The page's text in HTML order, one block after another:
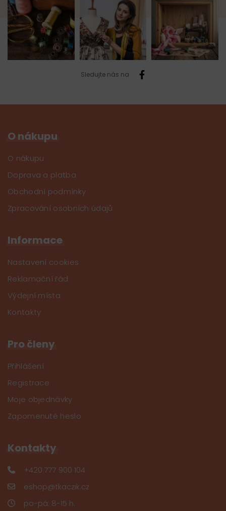
Sledujte nás na
O nákupu
O nákupu
Doprava a platba
Obchodní podmínky
Zpracování osobních údajů
Informace
Nastavení cookies
Reklamační řád
Výdejní místa
Kontakty
Pro členy
Přihlášení
Registrace
Moje objednávky
Zapomenuté heslo
Kontakty
+420 777 900 104
eshop@tkaczik.cz
po-pá: 8-15 h.